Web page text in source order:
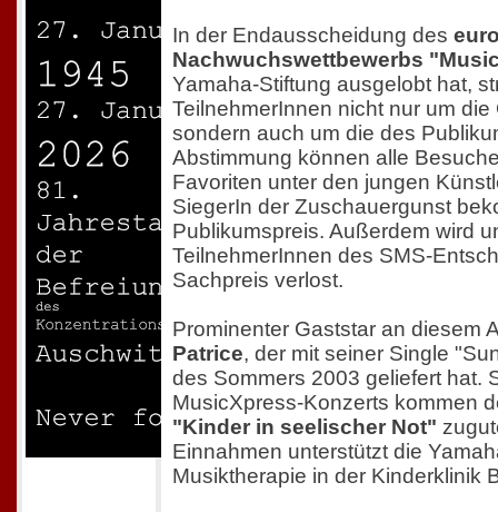
In der Endausscheidung des
Nachwuchswettbewerbs
Yamaha-Stiftung ausgelobt hat,
TeilnehmerInnen nicht nur um
sondern auch um die des
Abstimmung können alle
Favoriten unter den jungen
SiegerIn der Zuschauergunst
Publikumspreis. Außerdem wird
TeilnehmerInnen des SMS-
Sachpreis verlost.
Prominenter Gaststar an diesem
Patrice, der mit seiner Single
des Sommers 2003 geliefert hat.
MusicXpress-Konzerts kommen
"Kinder in seelischer Not"
Einnahmen unterstützt die
Musiktherapie in der Kinderklinik